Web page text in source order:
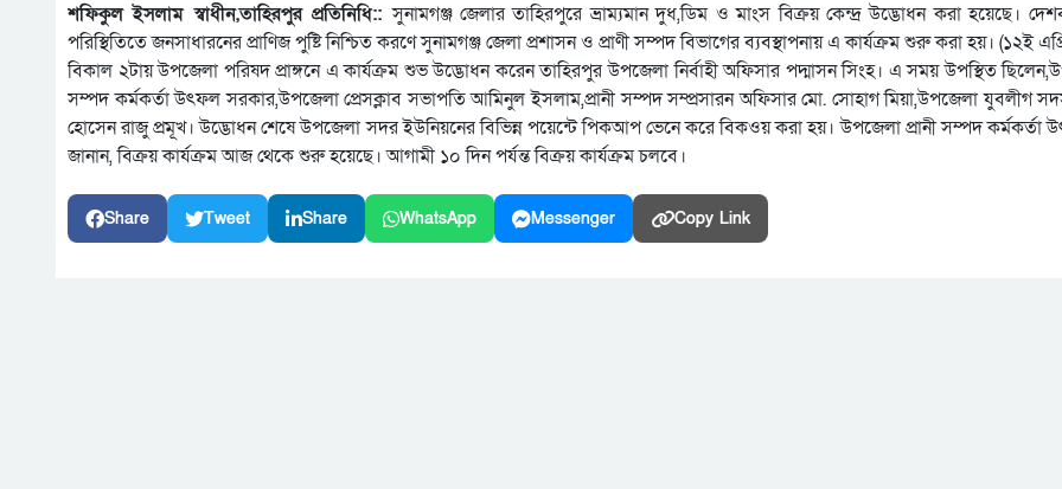
শফিকুল ইসলাম স্বাধীন,তাহিরপুর প্রতিনিধি::সুনামগঞ্জ জেলার তাহিরপুরে ভ্রাম্যমান দুধ,ডিম ও মাংস বিক্রয় কেন্দ্র উদ্ভোধন করা হয়েছে।
পরিস্থিতিতে জনসাধারনের প্রাণিজ পুষ্টি নিশ্চিত করণে সুনামগঞ্জ জেলা প্রশাসন ও প্রাণী সম্পদ বিভাগের ব্যবস্থাপনায় এ কার্যক্রম শুরু করা হয়। (১২ই
বিকাল ২টায় উপজেলা পরিষদ প্রাঙ্গনে এ কার্যক্রম শুভ উদ্ভোধন করেন তাহিরপুর উপজেলা নির্বাহী অফিসার পদ্মাসন সিংহ। এ সময় উপস্থিত
সম্পদ কর্মকর্তা উৎফল সরকার,উপজেলা প্রেসক্লাব সভাপতি আমিনুল ইসলাম,প্রানী সম্পদ সম্প্রসারন অফিসার মো. সোহাগ মিয়া,উপজেলা যুবলীগ
হোসেন রাজু প্রমূখ। উদ্ভোধন শেষে উপজেলা সদর ইউনিয়নের বিভিন্ন পয়েন্টে পিকআপ ভেনে করে বিকওয় করা হয়। উপজেলা প্রানী সম্পদ কর্মকর্তা
জানান, বিক্রয় কার্যক্রম আজ থেকে শুরু হয়েছে। আগামী ১০ দিন পর্যন্ত বিক্রয় কার্যক্রম চলবে।
Share Tweet Share WhatsApp Messenger Copy Link